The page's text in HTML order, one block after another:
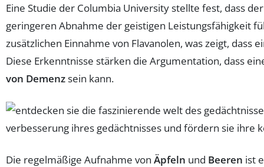
Eine Studie der Columbia University stellte fest, dass
geringeren Abnahme der geistigen Leistungsfähigkeit
zusätzlichen Einnahme von Flavanolen, was zeigt, dass
Diese Erkenntnisse stärken die Argumentation, dass
von Demenzsein kann.
Die regelmäßige Aufnahme von Äpfeln und Beeren ist